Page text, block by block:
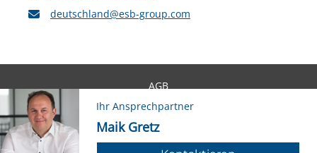
Ihr Ansprechpartner
Maik Gretz
Ihr Ansprechpartner
Maik Gretz
deutschland@esb-group.com
AGB
Impressum
Datenschutzerklärung
Nutzungsbedingungen
ISO Zertifikate